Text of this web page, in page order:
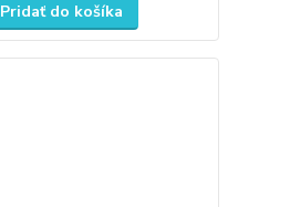
Pridať do košíka